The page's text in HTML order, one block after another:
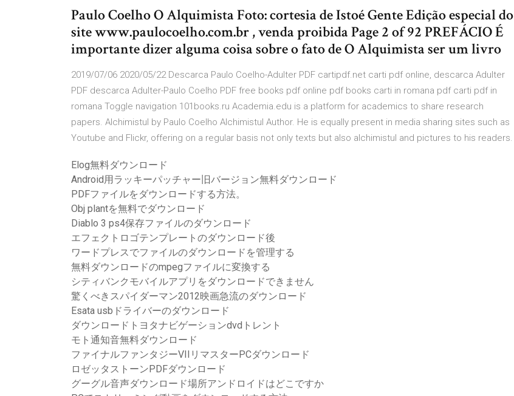
Paulo Coelho O Alquimista Foto: cortesia de Istoé Gente Edição especial do
site www.paulocoelho.com.br , venda proibida Page 2 of 92 PREFÁCIO É
importante dizer alguma coisa sobre o fato de O Alquimista ser um livro
2019/07/06 2020/05/22 Descarca Paulo Coelho-Adulter PDF cartipdf.net carti pdf online, descarca Adulter
PDF descarca Adulter-Paulo Coelho PDF free books pdf online pdf books carti in romana pdf carti pdf in
romana Toggle navigation 101books.ru Academia.edu is a platform for academics to share research
papers. Alchimistul by Paulo Coelho Alchimistul Author. He is equally present in media sharing sites such as
Youtube and Flickr, offering on a regular basis not only texts but also alchimistul and pictures to his readers.
Elog無料ダウンロード
Android用ラッキーパッチャー旧バージョン無料ダウンロード
PDFファイルをダウンロードする方法。
Obj plantを無料でダウンロード
Diablo 3 ps4保存ファイルのダウンロード
エフェクトロゴテンプレートのダウンロード後
ワードプレスでファイルのダウンロードを管理する
無料ダウンロードのmpegファイルに変換する
シティバンクモバイルアプリをダウンロードできません
驚くべきスパイダーマン2012映画急流のダウンロード
Esata usbドライバーのダウンロード
ダウンロードトヨタナビゲーションdvdトレント
モト通知音無料ダウンロード
ファイナルファンタジーVIIリマスターPCダウンロード
ロゼッタストーンPDFダウンロード
グーグル音声ダウンロード場所アンドロイドはどこですか